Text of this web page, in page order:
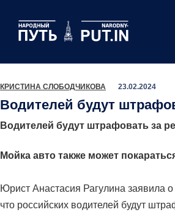
КРИСТИНА СЛОБОДЧИКОВА 23.02.2024
Водителей будут
Водителей будут штрафовать за
Мойка авто также может
Юрист Анастасия Рагулина заявила о
что российских водителей будут